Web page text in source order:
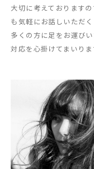
大切に考えております
も気軽にお話しいただ
多くの方に足をお運び
対応を心掛けてまいり